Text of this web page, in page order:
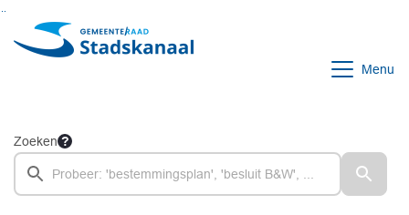
Ga naar de inhoud van deze pagina
Ga naar het zoeken
Ga naar het menu
Menu
Zoeken